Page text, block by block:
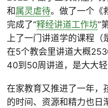
和属灵虐待。做了一个《
完成了“释经讲道工作坊”
上了一门讲道学的课程（
在5个教会里讲道大概
40到50周讲道，是大大轻
在家教育又推进了一年，
的时间、资源和精力也日